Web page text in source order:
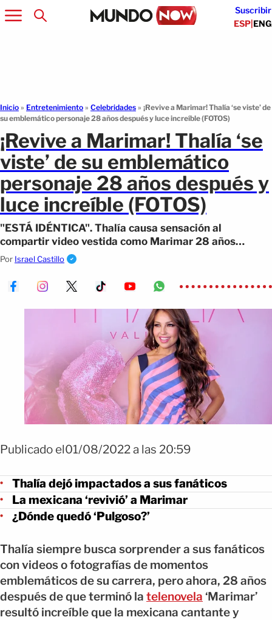
Suscribir
ESP|ENG
Inicio » Entretenimiento » Celebridades » ¡Revive a Marimar! Thalía ‘se viste’ de
su emblemático personaje 28 años después y luce increíble (FOTOS)
¡Revive a Marimar! Thalía ‘se
viste’ de su emblemático
personaje 28 años después y
luce increíble (FOTOS)
"ESTÁ IDÉNTICA". Thalía causa sensación al
compartir video vestida como Marimar 28 años
después y nadie puede creerlo cómo luce (VIDEO)
Por Israel Castillo
Publicado el01/08/2022 a las 20:59
Thalía dejó impactados a sus fanáticos
La mexicana ‘revivió’ a Marimar
¿Dónde quedó ‘Pulgoso?’
Thalía siempre busca sorprender a sus fanáticos
con videos o fotografías de momentos
emblemáticos de su carrera, pero ahora, 28 años
después de que terminó la telenovela ‘Marimar’
resultó increíble que la mexicana cantante y